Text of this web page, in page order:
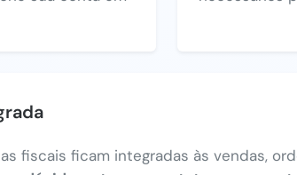
fiscais ficam integradas às vendas,